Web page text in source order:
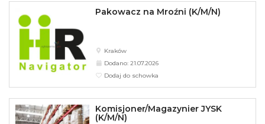
Pakowacz na Mroźni (K/M/N)
Kraków
Dodano: 21.07.2026
Dodaj do schowka
Komisjoner/Magazynier JYSK
(K/M/N)